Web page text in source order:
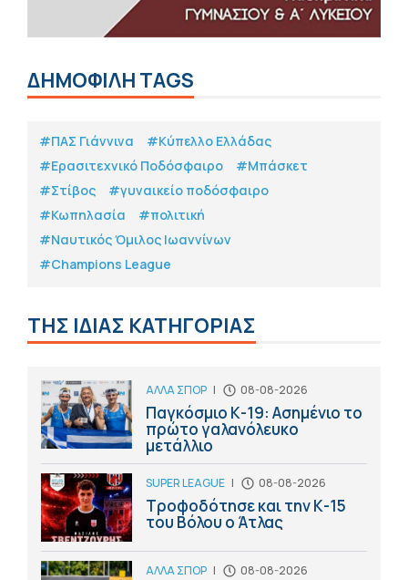
ΔΗΜΟΦΙΛΗ TAGS
#ΠΑΣ Γιάννινα
#Κύπελλο Ελλάδας
#Eρασιτεχνικό Ποδόσφαιρο
#Μπάσκετ
#Στίβος
#γυναικείο ποδόσφαιρο
#Κωπηλασία
#πολιτική
#Ναυτικός Όμιλος Ιωαννίνων
#Champions League
ΤΗΣ ΙΔΙΑΣ ΚΑΤΗΓΟΡΙΑΣ
ΑΛΛΑ ΣΠΟΡ | 08-08-2026
Παγκόσμιο Κ-19: Ασημένιο το
πρώτο γαλανόλευκο
μετάλλιο
SUPER LEAGUE | 08-08-2026
Τροφοδότησε και την Κ-15
του Βόλου ο Άτλας
ΑΛΛΑ ΣΠΟΡ | 08-08-2026